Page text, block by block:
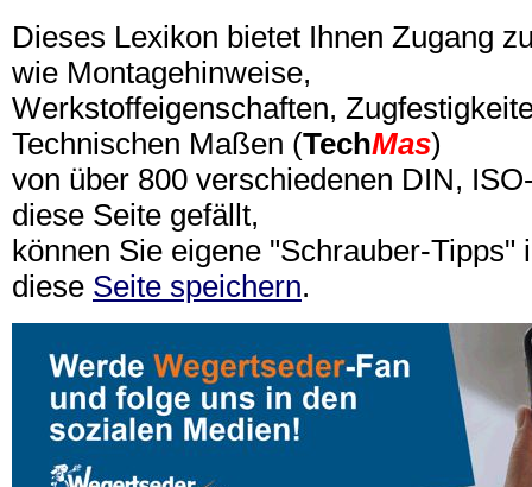
Dieses Lexikon bietet Ihnen Zugang
wie Montagehinweise,
Werkstoffeigenschaften,
Technischen Maßen (TechMas)
von über 800 verschiedenen DIN,
diese Seite gefällt,
können Sie eigene "Schrauber-Tipps"
diese Seite speichern.